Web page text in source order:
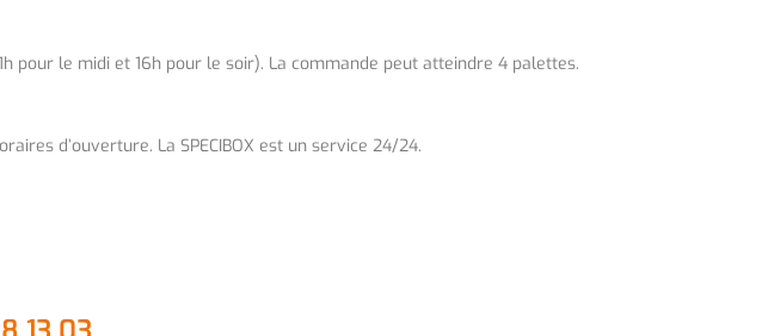
pour le midi et 16h pour le soir). La commande peut atteindre 4 palettes.
d’ouverture. La SPECIBOX est un service 24/24.